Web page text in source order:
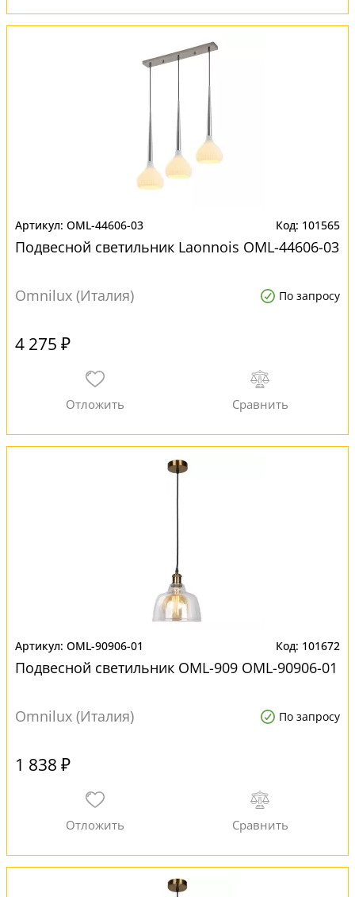
OML-44606-03 101565
Подвесной светильник Laonnois OML-44606-03
Omnilux (Италия) По запросу
4 275 ₽
OML-90906-01 101672
Подвесной светильник OML-909 OML-90906-01
Omnilux (Италия) По запросу
1 838 ₽